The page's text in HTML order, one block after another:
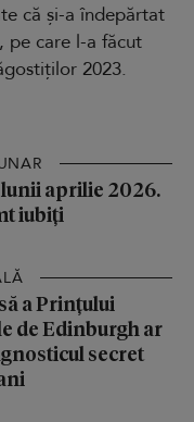
că și-a îndepărtat
pe care l-a făcut
2023.
aprilie 2026.
iubiți
a Prințului
de Edinburgh ar
secret